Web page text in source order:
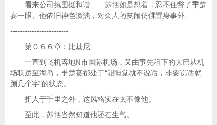
看来公司氛围挺和谐——苏恬如是想着，忍不住瞥了季楚
宴一眼。他依旧神色淡淡，对众人的笑闹仿佛置身事外。
------------------------
第０６６章：比基尼
一直到飞机落地N市国际机场，又由事先租下的大巴从机
场联运至海岛，季楚宴都处于“能睡觉就不说话，非要说话就
蹦几个字”的状态。
拒人于千里之外，这风格实在太不像他。
至此，苏恬当然知道他还在生气。